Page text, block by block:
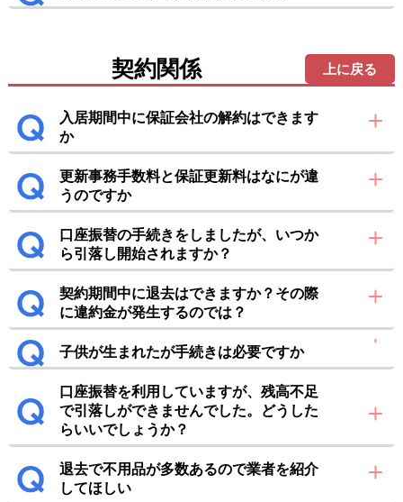
契約関係 上に戻る
入居期間中に保証会社の解約はできます
か
更新事務手数料と保証更新料はなにが違
うのですか
口座振替の手続きをしましたが、いつか
ら引落し開始されますか？
契約期間中に退去はできますか？その際
に違約金が発生するのでは？
子供が生まれたが手続きは必要ですか
口座振替を利用していますが、残高不足
で引落しができませんでした。どうした
らいいでしょうか？
退去で不用品が多数あるので業者を紹介
してほしい